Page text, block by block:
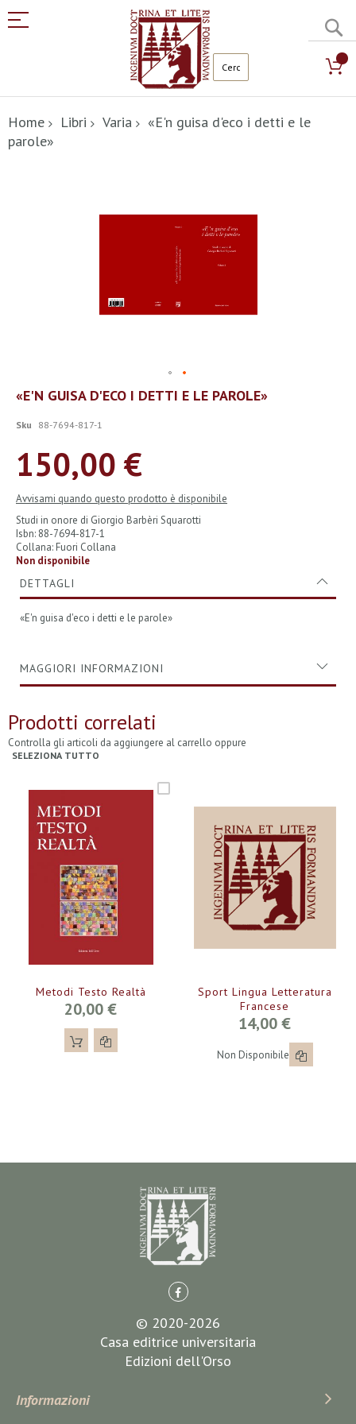
al
contenuto
Home Libri Varia
«E'n guisa d'eco i detti e le
parole»
Vai
all'inizio
galleria
immagini
«E'N GUISA D'ECO I DETTI E LE PAROLE»
Sku 88-7694-817-1
150,00 €
Avvisami quando questo prodotto è disponibile
Studi in onore di Giorgio Barbèri Squarotti
Isbn: 88-7694-817-1
Collana: Fuori Collana
Non disponibile
DETTAGLI
«E'n guisa d'eco i detti e le parole»
MAGGIORI INFORMAZIONI
Prodotti correlati
Controlla gli articoli da aggiungere al carrello oppure
SELEZIONA TUTTO
Metodi Testo Realtà
20,00 €
Sport Lingua Letteratura
Francese
14,00 €
Non Disponibile
© 2020-2026
Casa editrice universitaria
Edizioni dell'Orso
Informazioni